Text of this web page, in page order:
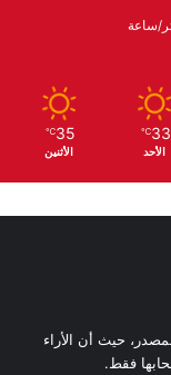
33
℃
الأحد
35
℃
الأثنين
حيث أن الأراء
فقط.